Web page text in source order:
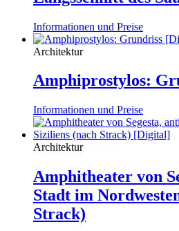
Informationen und Preise
Architektur
Amphiprostylos:
Informationen und Preise
Architektur
Amphitheater von
Stadt im
Strack)